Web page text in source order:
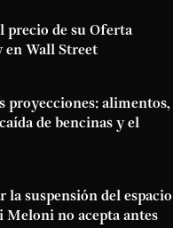
precio de su Oferta
en Wall Street
proyecciones: alimentos,
de bencinas y el
la suspensión del espacio
Meloni no acepta antes